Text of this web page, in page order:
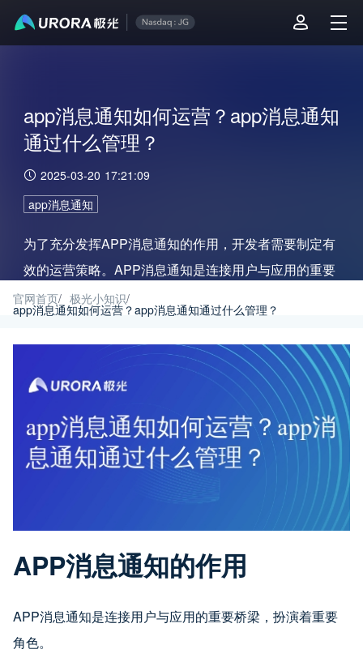
app消息通知如何运营？app消息通知
通过什么管理？
2025-03-20 17:21:09
app消息通知
为了充分发挥APP消息通知的作用，开发者需要制定有
效的运营策略。APP消息通知是连接用户与应用的重要
桥梁，扮演着重要角色。
官网首页/ 极光小知识/
app消息通知如何运营？app消息通知通过什么管理？
APP消息通知的作用
APP消息通知是连接用户与应用的重要桥梁，扮演着重要
角色。